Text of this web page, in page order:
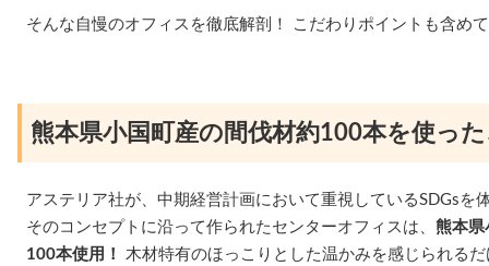
そんな自慢のオフィスを徹底解剖！ こだわりポイントも含め
熊本県小国町産の間伐材約100本を使っ
アステリア社が、中期経営計画において重視しているSDGsを
そのコンセプトに沿って作られたセンターオフィスは、 熊本県
100本使用！
木材特有のほっこりとした温かみを感じられる